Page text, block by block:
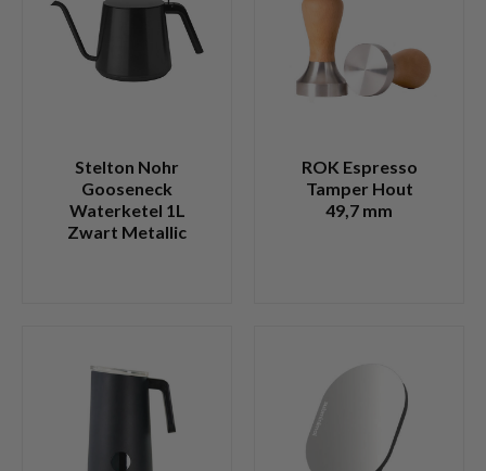
Stelton Nohr
Gooseneck
Waterketel 1L
Zwart Metallic
ROK Espresso
Tamper Hout
49,7 mm